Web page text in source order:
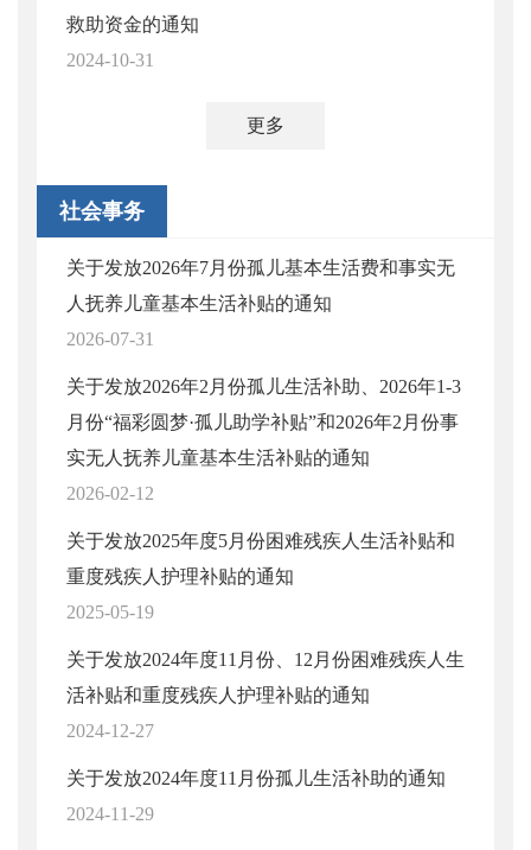
救助资金的通知
2024-10-31
更多
社会事务
关于发放2026年7月份孤儿基本生活费和事实无
人抚养儿童基本生活补贴的通知
2026-07-31
关于发放2026年2月份孤儿生活补助、2026年1-3
月份“福彩圆梦·孤儿助学补贴”和2026年2月份事
实无人抚养儿童基本生活补贴的通知
2026-02-12
关于发放2025年度5月份困难残疾人生活补贴和
重度残疾人护理补贴的通知
2025-05-19
关于发放2024年度11月份、12月份困难残疾人生
活补贴和重度残疾人护理补贴的通知
2024-12-27
关于发放2024年度11月份孤儿生活补助的通知
2024-11-29